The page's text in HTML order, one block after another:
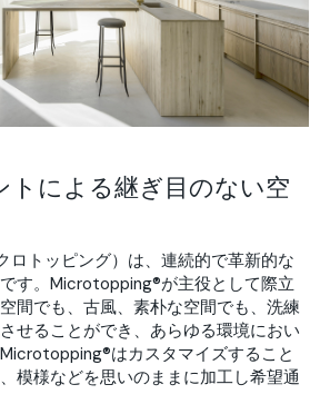
FAQ
カラー
トによる継ぎ目のない空
トッピング）は、連続的で革新的な
す。Microtopping®が主役として際立
間でも、古風、素朴な空間でも、洗練
せることができ、あらゆる環境におい
はカスタマイズすること
模様などを思いのままに加工し希望通